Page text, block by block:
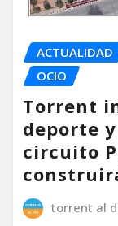
ACTUALIDAD
OCIO
Torrent
deporte
circuito
torrent al